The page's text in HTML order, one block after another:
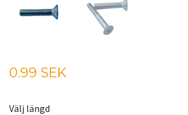
0.99 SEK
Välj längd